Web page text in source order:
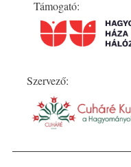
Támogató:
Szervező: